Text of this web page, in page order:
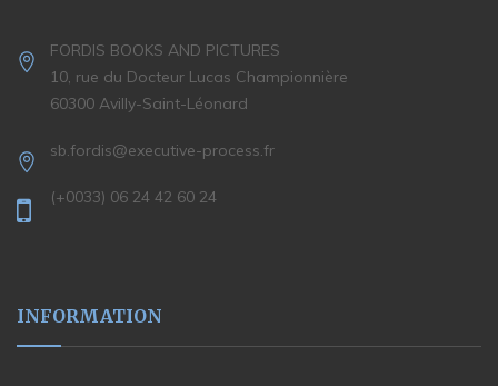
FORDIS BOOKS AND PICTURES
10, rue du Docteur Lucas Championnière
60300 Avilly-Saint-Léonard
sb.fordis@executive-process.fr
(+0033) 06 24 42 60 24
INFORMATION